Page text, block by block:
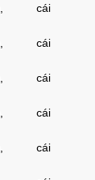
cái
cái
cái
cái
cái